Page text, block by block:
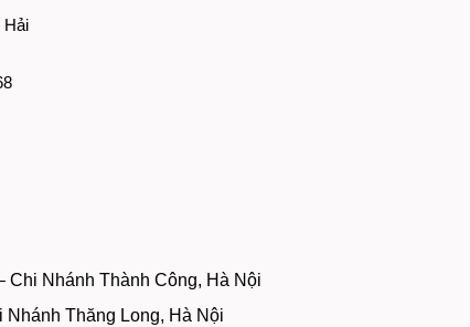
Hải
Chi Nhánh Thành Công, Hà Nội
Thăng Long, Hà Nội